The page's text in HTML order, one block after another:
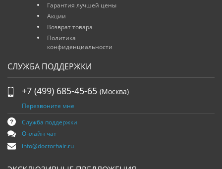
Гарантия лучшей цены
Акции
Возврат товара
Политика
конфиденциальности
СЛУЖБА ПОДДЕРЖКИ
+7 (499) 685-45-65 (Москва)
Перезвоните мне
Служба поддержки
Онлайн чат
info@doctorhair.ru